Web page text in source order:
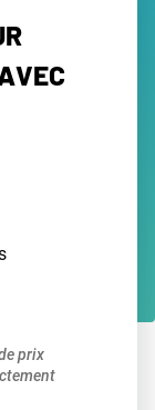
prix